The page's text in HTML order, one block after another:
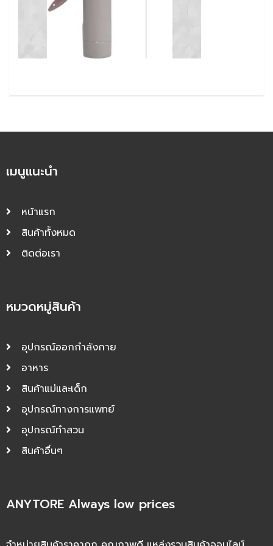
เมนูแนะนำ
หน้าแรก
สินค้าทั้งหมด
ติดต่อเรา
หมวดหมู่สินค้า
อุปกรณ์ออกกำลังกาย
อาหาร
สินค้าแม่และเด็ก
อุปกรณ์ทางการแพทย์
อุปกรณ์ทำสวน
สินค้าอื่นๆ
ANYTORE Always low prices